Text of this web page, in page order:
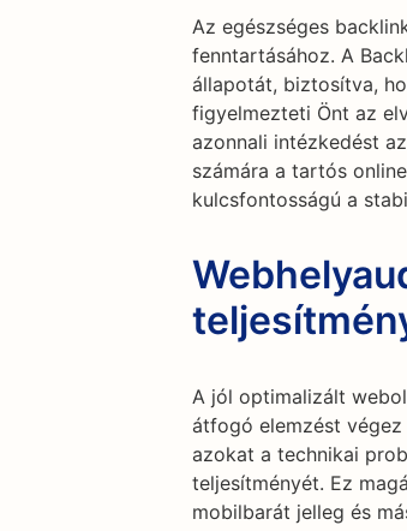
Az egészséges
fenntartásához. A
állapotát, biztosítva,
figyelmezteti Önt az
azonnali intézkedést
számára a tartós
kulcsfontosságú a
A jól optimalizált
átfogó elemzést
azokat a technikai
teljesítményét. Ez
mobilbarát jelleg és